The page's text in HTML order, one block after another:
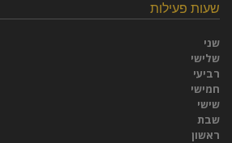
שעות פעילות
שני
שלישי
רביעי
חמישי
שישי
שבת
ראשון